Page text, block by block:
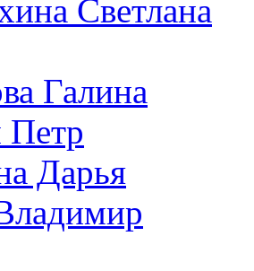
Светлана
Галина
Дарья